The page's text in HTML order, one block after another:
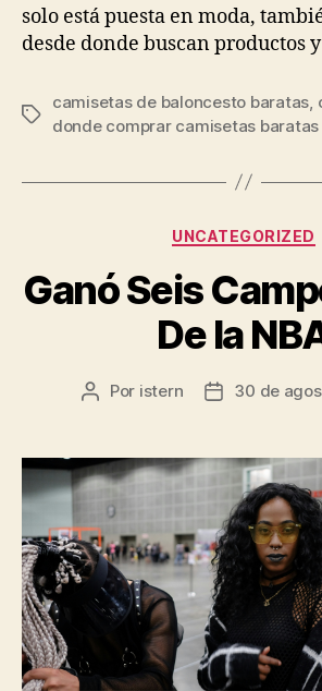
solo está puesta en moda,
desde donde buscan productos
Etiquetas
camisetas de baloncesto baratas
donde comprar camisetas baratas
UNCATEGORIZED
Ganó Seis
De la
Autor
entrada
Por istern
Fecha
entrada
30 de